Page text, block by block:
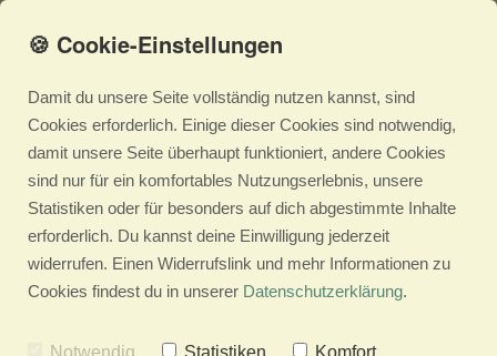
Kontakt
chris@bloomie.at
Telefon +43 676 93 22 693
bloomie
Im Porst 23b
🍪 Cookie-Einstellungen
Damit du unsere Seite vollständig nutzen kannst, sind
Cookies erforderlich. Einige dieser Cookies sind notwendig,
damit unsere Seite überhaupt funktioniert, andere Cookies
sind nur für ein komfortables Nutzungserlebnis, unsere
Statistiken oder für besonders auf dich abgestimmte Inhalte
erforderlich. Du kannst deine Einwilligung jederzeit
widerrufen. Einen Widerrufslink und mehr Informationen zu
Cookies findest du in unserer Datenschutzerklärung.
Notwendig Statistiken
Komfort